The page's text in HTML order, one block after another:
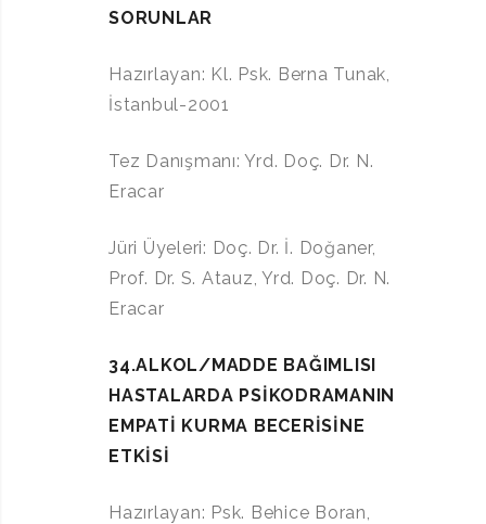
SORUNLAR
Hazırlayan: Kl. Psk. Berna Tunak,
İstanbul-2001
Tez Danışmanı: Yrd. Doç. Dr. N.
Eracar
Jüri Üyeleri: Doç. Dr. İ. Doğaner,
Prof. Dr. S. Atauz, Yrd. Doç. Dr. N.
Eracar
34.ALKOL/MADDE BAĞIMLISI
HASTALARDA PSİKODRAMANIN
EMPATİ KURMA BECERİSİNE
ETKİSİ
Hazırlayan: Psk. Behice Boran,